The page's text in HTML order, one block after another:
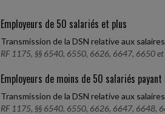
Employeurs de 50 salariés et plus
Transmission de la DSN relative aux
RF 1175, §§ 6540, 6550, 6626, 6647, 6650
Employeurs de moins de 50 salariés
Transmission de la DSN relative aux
RF 1175, §§ 6540, 6550, 6626, 6647, 6648,